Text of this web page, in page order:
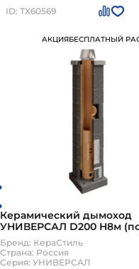
дымоход
ID: ТХ60569
АКЦИЯБЕСПЛАТНЫЙ
Керамический дымоход
УНИВЕРСАЛ D200 H8м
90, плита по месту)
Бренд: КераСтиль
Страна: Россия
Серия: УНИВЕРСАЛ